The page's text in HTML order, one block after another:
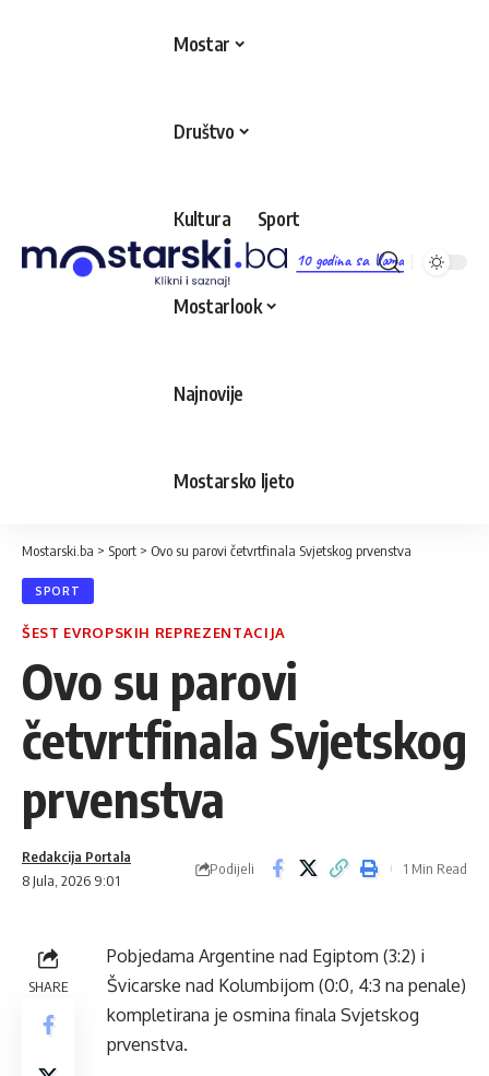
10 godina sa Vama
Mostar
Društvo
Kultura Sport
Mostarlook
Najnovije
Mostarsko ljeto
Mostarski.ba > Sport > Ovo su parovi četvrtfinala Svjetskog prvenstva
SPORT
ŠEST EVROPSKIH REPREZENTACIJA
Ovo su parovi
četvrtfinala Svjetskog
prvenstva
8 Jula, 2026 9:01
Redakcija Portala
Podijeli 1 Min Read
SHARE
Pobjedama Argentine nad Egiptom (3:2) i
Švicarske nad Kolumbijom (0:0, 4:3 na penale)
kompletirana je osmina finala Svjetskog
prvenstva.